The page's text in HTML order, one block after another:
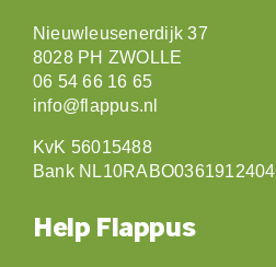
Nieuwleusenerdijk 37
8028 PH ZWOLLE
06 54 66 16 65
info@flappus.nl
KvK 56015488
Bank NL10RABO0361912404
Help Flappus